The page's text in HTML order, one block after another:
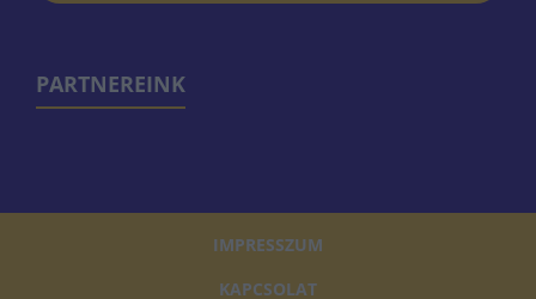
PARTNEREINK
IMPRESSZUM
KAPCSOLAT